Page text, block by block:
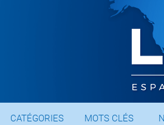
CATÉGORIES MOTS CLÉS